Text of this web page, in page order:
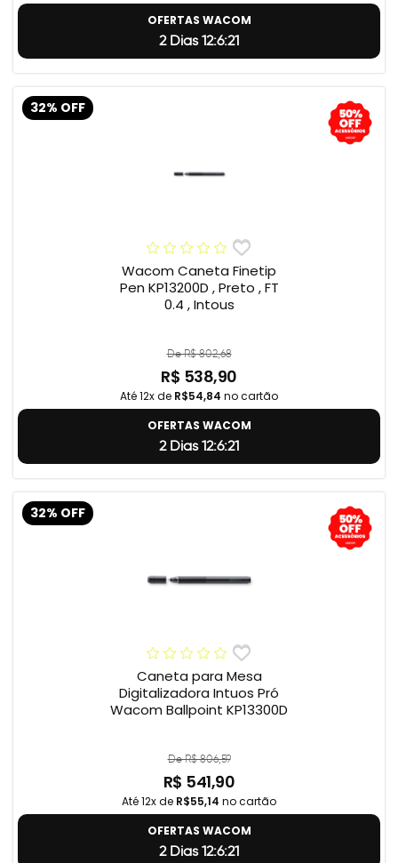
OFERTAS WACOM
2 Dias 12:6:20
32% OFF
Wacom Caneta Finetip
Pen KP13200D , Preto , FT
0.4 , Intous
De R$ 802,68
R$ 538,90
Até 12x de R$54,84 no cartão
OFERTAS WACOM
2 Dias 12:6:20
32% OFF
Caneta para Mesa
Digitalizadora Intuos Pró
Wacom Ballpoint KP13300D
De R$ 806,59
R$ 541,90
Até 12x de R$55,14 no cartão
OFERTAS WACOM
2 Dias 12:6:20